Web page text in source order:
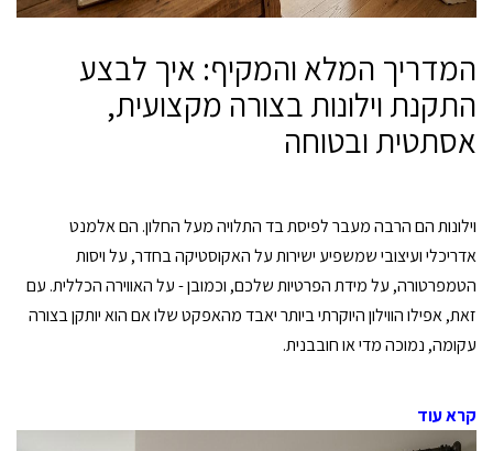
המדריך המלא והמקיף: איך לבצע
התקנת וילונות בצורה מקצועית,
אסתטית ובטוחה
וילונות הם הרבה מעבר לפיסת בד התלויה מעל החלון. הם אלמנט
אדריכלי ועיצובי שמשפיע ישירות על האקוסטיקה בחדר, על ויסות
הטמפרטורה, על מידת הפרטיות שלכם, וכמובן - על האווירה הכללית. עם
זאת, אפילו הווילון היוקרתי ביותר יאבד מהאפקט שלו אם הוא יותקן בצורה
עקומה, נמוכה מדי או חובבנית.
קרא עוד